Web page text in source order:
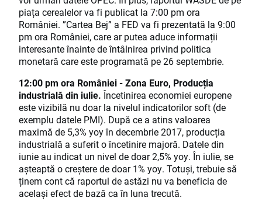
piața cerealelor va fi publicat la 7:00 pm ora
României. ”Cartea Bej” a FED va fi prezentată la 9:00
pm ora României, care ar putea aduce informații
interesante înainte de întâlnirea privind politica
monetară care este programată pe 26 septembrie.
12:00 pm ora României - Zona Euro, Producția
industrială din iulie. Încetinirea economiei europene
este vizibilă nu doar la nivelul indicatorilor soft (de
exemplu datele PMI). După ce a atins valoarea
maximă de 5,3% yoy în decembrie 2017, producția
industrială a suferit o încetinire majoră. Datele din
iunie au indicat un nivel de doar 2,5% yoy. În iulie, se
așteaptă o creștere de doar 1% yoy. Totuși, trebuie să
ținem cont că raportul de astăzi nu va beneficia de
același efect de bază ca în luna trecută.